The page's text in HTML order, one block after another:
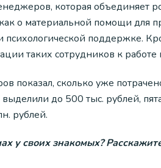
которая объединяет
о материальной помощи
поддержке.
таких сотрудников к
показал, сколько уже
до 500 тыс. рублей,
рублей.
у своих знакомых?